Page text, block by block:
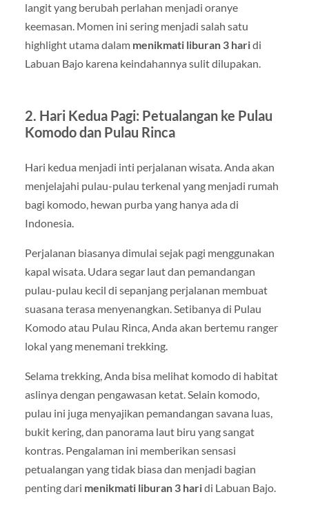
langit yang berubah perlahan menjadi oranye
keemasan. Momen ini sering menjadi salah satu
highlight utama dalam menikmati liburan 3 haridi
Labuan Bajo karena keindahannya sulit dilupakan.
2. Hari Kedua Pagi: Petualangan ke Pulau
Komodo dan Pulau Rinca
Hari kedua menjadi inti perjalanan wisata. Anda akan
menjelajahi pulau-pulau terkenal yang menjadi rumah
bagi komodo, hewan purba yang hanya ada di
Indonesia.
Perjalanan biasanya dimulai sejak pagi menggunakan
kapal wisata. Udara segar laut dan pemandangan
pulau-pulau kecil di sepanjang perjalanan membuat
suasana terasa menyenangkan. Setibanya di Pulau
Komodo atau Pulau Rinca, Anda akan bertemu ranger
lokal yang menemani trekking.
Selama trekking, Anda bisa melihat komodo di habitat
aslinya dengan pengawasan ketat. Selain komodo,
pulau ini juga menyajikan pemandangan savana luas,
bukit kering, dan panorama laut biru yang sangat
kontras. Pengalaman ini memberikan sensasi
petualangan yang tidak biasa dan menjadi bagian
penting dari menikmati liburan 3 haridi Labuan Bajo.